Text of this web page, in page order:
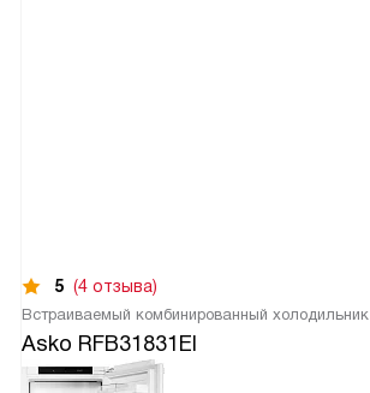
5 (4 отзыва)
Встраиваемый комбинированный холодильник
Asko RFB31831EI
99 900руб.